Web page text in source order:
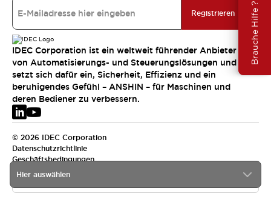
Brauche Hilfe ?
Hier auswählen
Registrieren
IDEC Corporation ist ein weltweit führender Anbieter
von Automatisierungs- und Steuerungslösungen und
setzt sich dafür ein, Sicherheit, Effizienz und ein
beruhigendes Gefühl – ANSHIN – für Maschinen und
deren Bediener zu verbessern.
© 2026 IDEC Corporation
Datenschutzrichtlinie
Geschäftsbedingungen
EMEA